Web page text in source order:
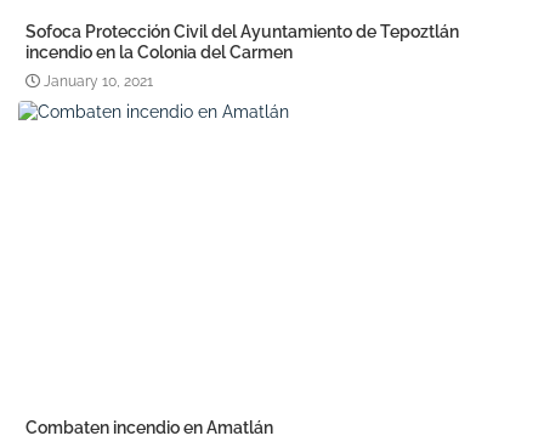
Sofoca Protección Civil del Ayuntamiento de Tepoztlán
incendio en la Colonia del Carmen
January 10, 2021
Combaten incendio en Amatlán